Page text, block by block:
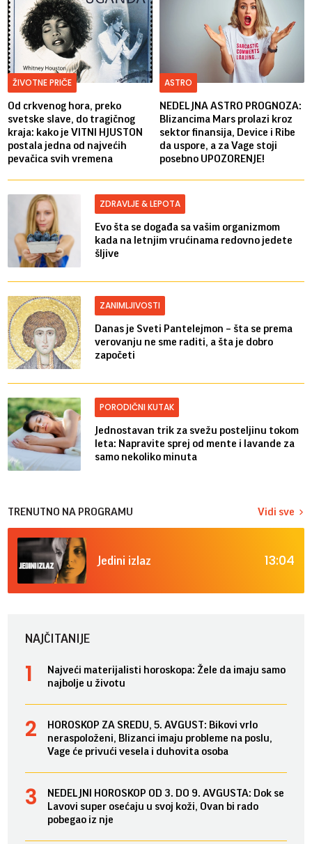
ŽIVOTNE PRIČE
Od crkvenog hora, preko
svetske slave, do tragičnog
kraja: kako je VITNI HJUSTON
postala jedna od najvećih
pevačica svih vremena
ASTRO
NEDELJNA ASTRO PROGNOZA:
Blizancima Mars prolazi kroz
sektor finansija, Device i Ribe
da uspore, a za Vage stoji
posebno UPOZORENJE!
ZDRAVLJE & LEPOTA
Evo šta se događa sa vašim organizmom
kada na letnjim vrućinama redovno jedete
šljive
ZANIMLJIVOSTI
Danas je Sveti Pantelejmon – šta se prema
verovanju ne sme raditi, a šta je dobro
započeti
PORODIČNI KUTAK
Jednostavan trik za svežu posteljinu tokom
leta: Napravite sprej od mente i lavande za
samo nekoliko minuta
TRENUTNO NA PROGRAMU Vidi sve
Jedini izlaz 13:04
NAJČITANIJE
Najveći materijalisti horoskopa: Žele da imaju samo
najbolje u životu
HOROSKOP ZA SREDU, 5. AVGUST: Bikovi vrlo
neraspoloženi, Blizanci imaju probleme na poslu,
Vage će privući vesela i duhovita osoba
NEDELJNI HOROSKOP OD 3. DO 9. AVGUSTA: Dok se
Lavovi super osećaju u svoj koži, Ovan bi rado
pobegao iz nje